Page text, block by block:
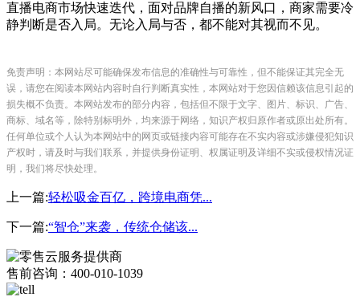
直播电商市场快速迭代，面对品牌自播的新风口，商家需要冷
静判断是否入局。无论入局与否，都不能对其视而不见。
免责声明：本网站尽可能确保发布信息的准确性与可靠性，但不能保证其完全无
误，请您在阅读本网站内容时自行判断真实性，本网站对于您因信赖该信息引起的
损失概不负责。本网站发布的部分内容，包括但不限于文字、图片、标识、广告、
商标、域名等，除特别标明外，均来源于网络，知识产权归原作者或原出处所有。
任何单位或个人认为本网站中的网页或链接内容可能存在不实内容或涉嫌侵犯知识
产权时，请及时与我们联系，并提供身份证明、权属证明及详细不实或侵权情况证
明，我们将尽快处理。
上一篇:轻松吸金百亿，跨境电商凭...
下一篇:“智仓”来袭，传统仓储该...
售前咨询：400-010-1039